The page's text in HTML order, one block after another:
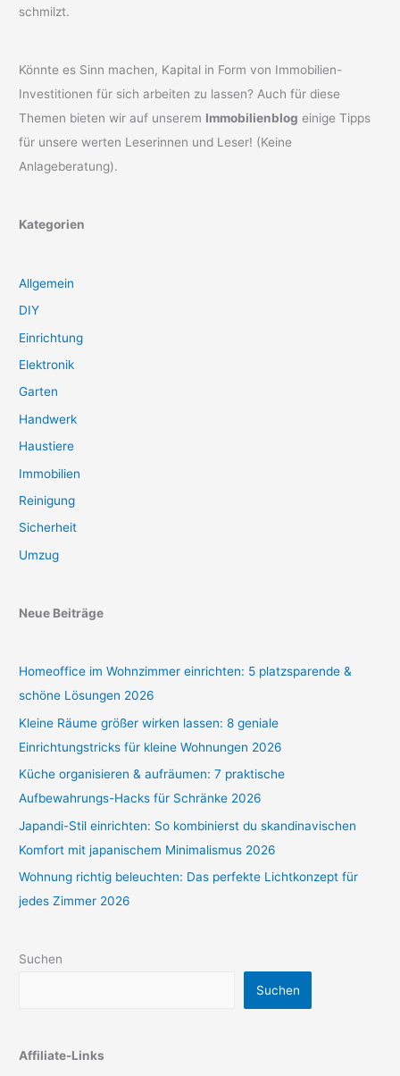
schmilzt.
Könnte es Sinn machen, Kapital in Form von Immobilien-
Investitionen für sich arbeiten zu lassen? Auch für diese
Themen bieten wir auf unserem Immobilienblog einige Tipps
für unsere werten Leserinnen und Leser! (Keine
Anlageberatung).
Kategorien
Allgemein
DIY
Einrichtung
Elektronik
Garten
Handwerk
Haustiere
Immobilien
Reinigung
Sicherheit
Umzug
Neue Beiträge
Homeoffice im Wohnzimmer einrichten: 5 platzsparende &
schöne Lösungen 2026
Kleine Räume größer wirken lassen: 8 geniale
Einrichtungstricks für kleine Wohnungen 2026
Küche organisieren & aufräumen: 7 praktische
Aufbewahrungs-Hacks für Schränke 2026
Japandi-Stil einrichten: So kombinierst du skandinavischen
Komfort mit japanischem Minimalismus 2026
Wohnung richtig beleuchten: Das perfekte Lichtkonzept für
jedes Zimmer 2026
Suchen
Suchen
Affiliate-Links